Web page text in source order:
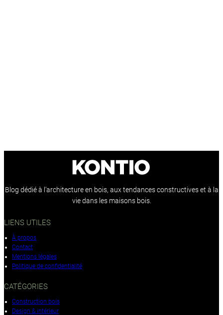
Blog dédié à l’architecture en bois, aux tendances constructives et à la
vie dans les maisons bois.
LIENS UTILES
À propos
Contact
Mentions légales
Politique de confidentialité
CATÉGORIES
Construction bois
Design & intérieur